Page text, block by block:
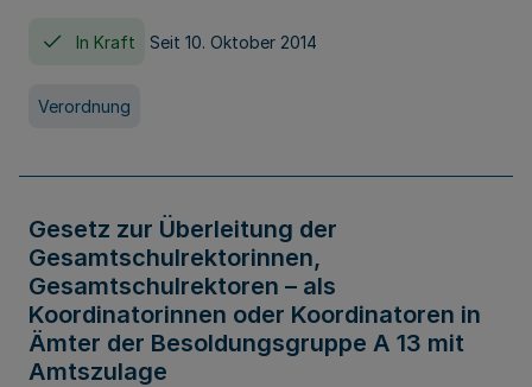
In Kraft Seit 10. Oktober 2014
Verordnung
Gesetz zur Überleitung der
Gesamtschulrektorinnen,
Gesamtschulrektoren – als
Koordinatorinnen oder Koordinatoren in
Ämter der Besoldungsgruppe A 13 mit
Amtszulage